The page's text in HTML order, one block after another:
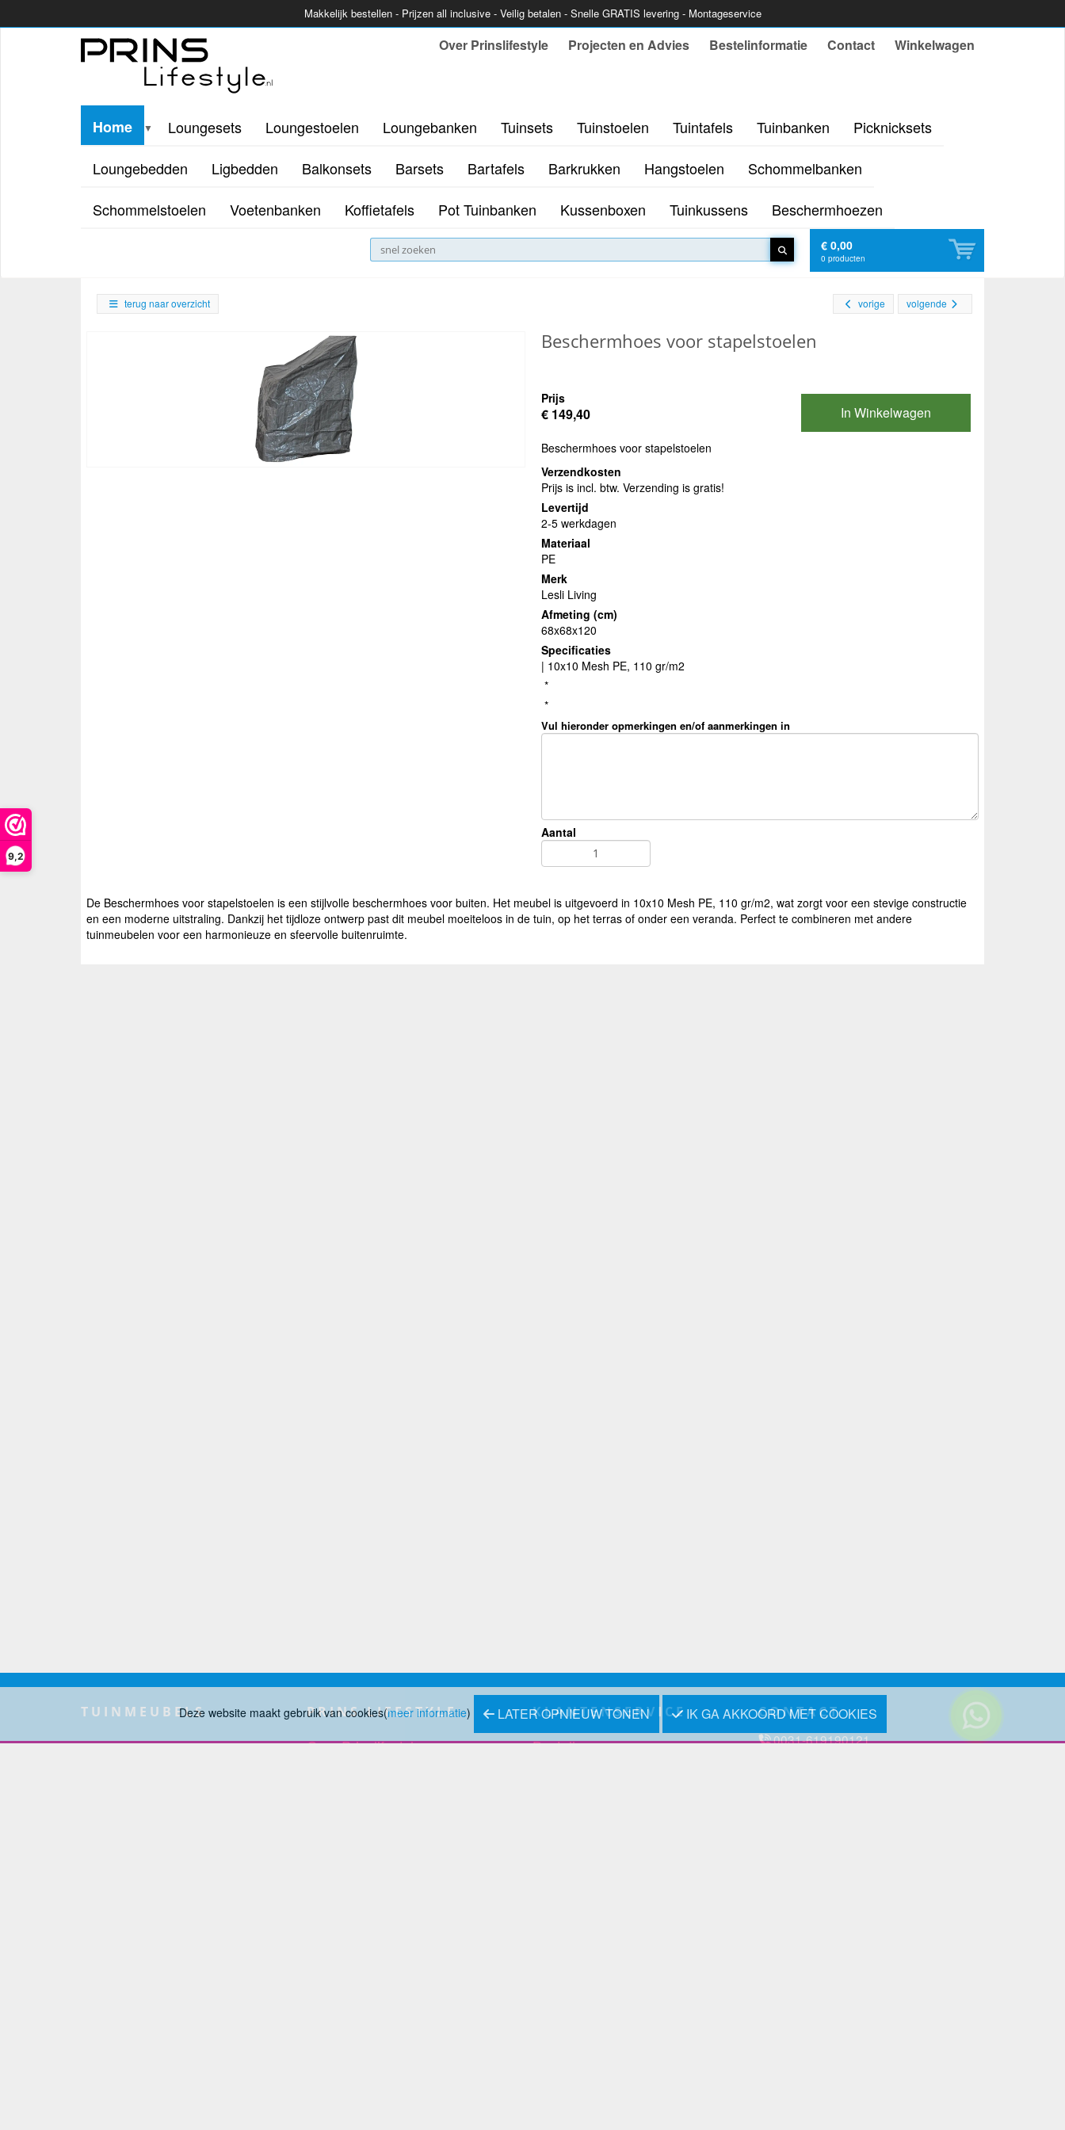
9,2
Makkelijk bestellen - Prijzen all inclusive - Veilig betalen - Snelle GRATIS levering - Montageservice
Over Prinslifestyle Projecten en Advies Bestelinformatie Contact Winkelwagen
Home ▼ Loungesets Loungestoelen Loungebanken Tuinsets Tuinstoelen Tuintafels Tuinbanken
Picknicksets
Loungebedden
Ligbedden Balkonsets Barsets Bartafels Barkrukken Hangstoelen
Schommelbanken
Schommelstoelen
Voetenbanken Koffietafels Pot Tuinbanken Kussenboxen Tuinkussens Beschermhoezen
€ 0,00
0 producten
terug naar overzicht volgende
vorige
Beschermhoes voor stapelstoelen
Prijs
€ 149,40 In Winkelwagen
Beschermhoes voor stapelstoelen
Verzendkosten
Prijs is incl. btw. Verzending is gratis!
Levertijd
2-5 werkdagen
Materiaal
PE
Merk
Lesli Living
Afmeting (cm)
68x68x120
Specificaties
| 10x10 Mesh PE, 110 gr/m2
*
*
Vul hieronder opmerkingen en/of aanmerkingen in
Aantal
De Beschermhoes voor stapelstoelen is een stijlvolle beschermhoes voor buiten. Het meubel is uitgevoerd in 10x10 Mesh PE, 110 gr/m2, wat zorgt voor een stevige constructie
en een moderne uitstraling. Dankzij het tijdloze ontwerp past dit meubel moeiteloos in de tuin, op het terras of onder een veranda. Perfect te combineren met andere
tuinmeubelen voor een harmonieuze en sfeervolle buitenruimte.
Deze website maakt gebruik van cookies(meer informatie) LATER OPNIEUW TONEN IK GA AKKOORD MET COOKIES
TUINMEUBELS PRINS LIFESTYLE
Over Prinslifestyle
KLANTENSERVICE
Bestellen
CONTACT
0031-619190121